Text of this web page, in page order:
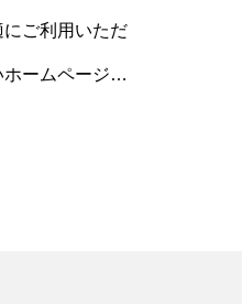
ご利用いただ
ームページを